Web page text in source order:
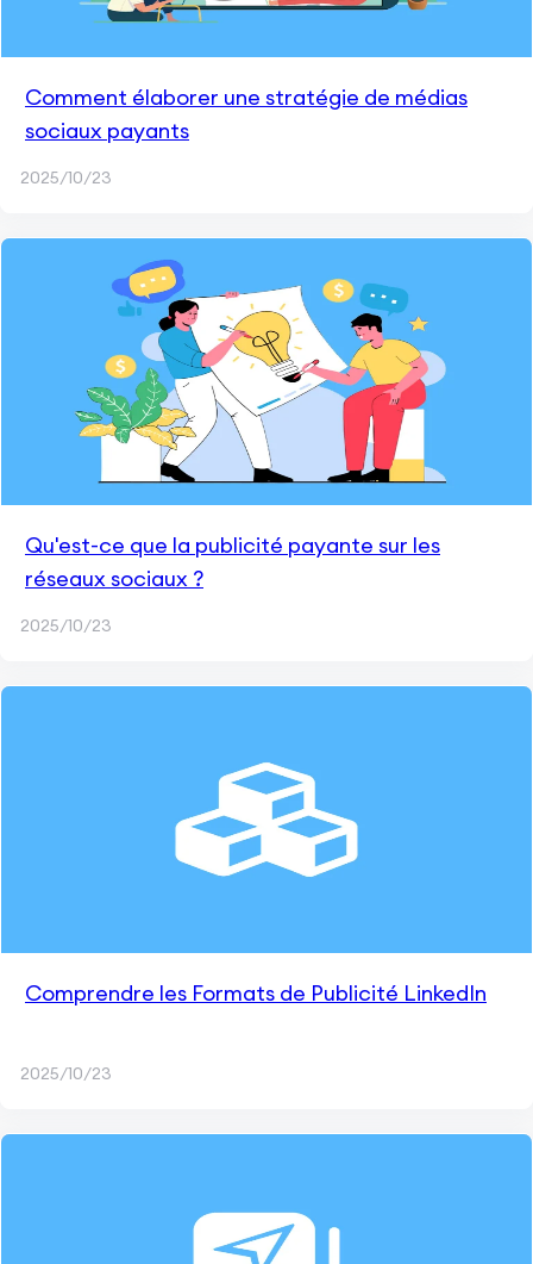
Comment élaborer une stratégie de médias
sociaux payants
2025/10/23
Qu'est-ce que la publicité payante sur les
réseaux sociaux ?
2025/10/23
Comprendre les Formats de Publicité LinkedIn
2025/10/23